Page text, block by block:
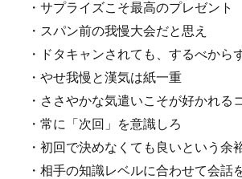
・サプライズこそ最高のプレゼント
・スパン前の我慢大会だと思え
・ドタキャンされても、するべから
・やせ我慢と漢気は紙一重
・ささやかな気遣いこそが好かれる
・常に「次回」を意識しろ
・初回で決めなくても良いという余
・相手の知識レベルに合わせて会話